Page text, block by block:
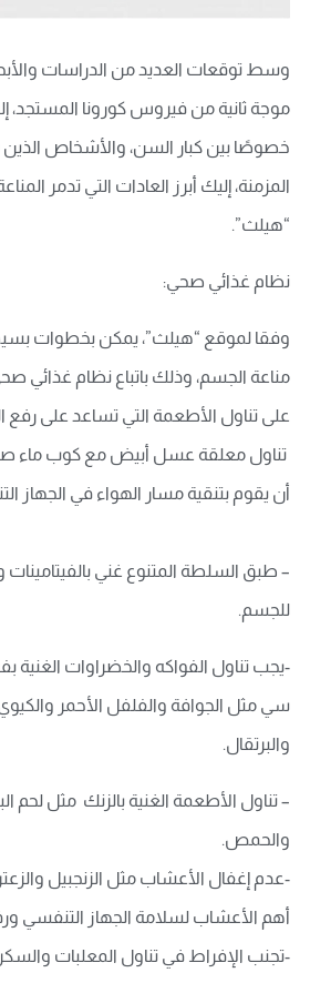
وسط توقعات العديد من الدراسات
موجة ثانية من فيروس كورونا المستجد،
خصوصًا بين كبار السن، والأشخاص
المزمنة، إليك أبرز العادات التي تدمر
“هيلث”.
نظام غذائي صحي:
وفقا لموقع “هيلث”، يمكن بخطوات
مناعة الجسم، وذلك باتباع نظام غذائي
على تناول الأطعمة التي تساعد على رفع
تناول معلقة عسل أبيض مع كوب ماء
أن يقوم بتنقية مسار الهواء في الجهاز
– طبق السلطة المتنوع غني بالفيتامينات
للجسم.
-يجب تناول الفواكه والخضراوات الغنية
سي مثل الجوافة والفلفل الأحمر
والبرتقال.
– تناول الأطعمة الغنية بالزنك مثل لحم
والحمص.
-عدم إغفال الأعشاب مثل الزنجبيل
أهم الأعشاب لسلامة الجهاز التنفسي
-تجنب الإفراط في تناول المعلبات